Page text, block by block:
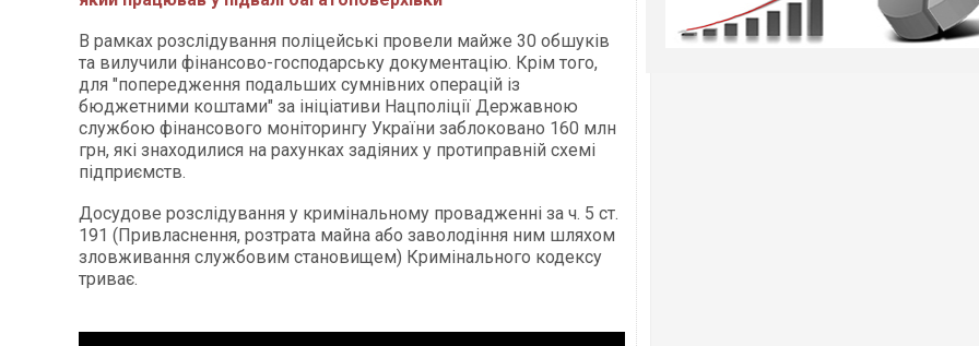
В рамках розслідування поліцейські провели майже 30 обшуків
та вилучили фінансово-господарську документацію. Крім того,
для "попередження подальших сумнівних операцій із
бюджетними коштами" за ініціативи Нацполіції Державною
службою фінансового моніторингу України заблоковано 160 млн
грн, які знаходилися на рахунках задіяних у протиправній схемі
підприємств.
Досудове розслідування у кримінальному провадженні за ч. 5 ст.
191 (Привласнення, розтрата майна або заволодіння ним шляхом
зловживання службовим становищем) Кримінального кодексу
триває.